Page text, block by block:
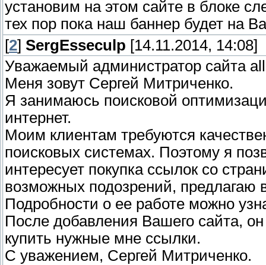
установим на этом сайте в блоке
тех пор пока наш баннер будет на
[2] SergEsseculp [14.11.2014, 14:08]
Уважаемый администратор сайта
Меня зовут Сергей Митриченко.
Я занимаюсь поисковой
интернет.
Моим клиентам требуются
поисковых системах. Поэтому я
интересует покупка ссылок со
возможных подозрений, предлагаю
Подробности о ее работе можно
После добавления Вашего сайта,
купить нужные мне ссылки.
С уважением, Сергей Митриченко.